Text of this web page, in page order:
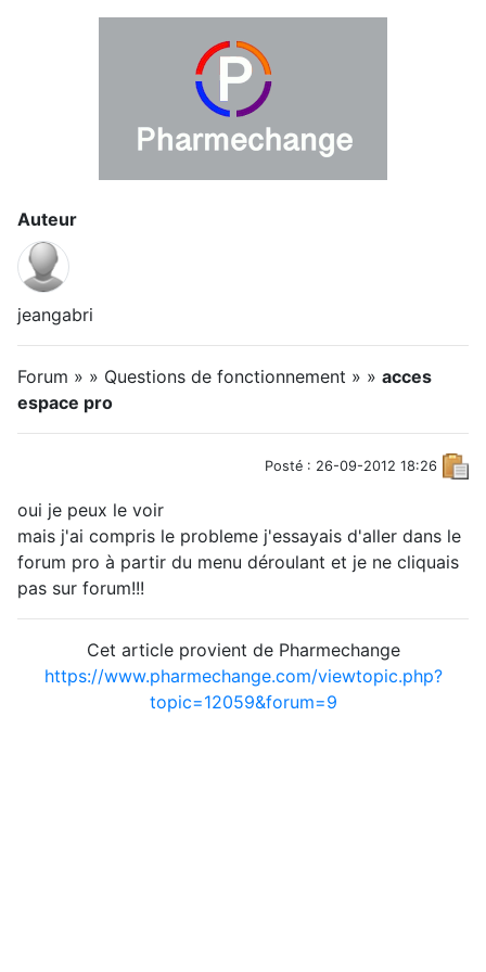
Auteur
jeangabri
Forum » » Questions de fonctionnement » » acces
espace pro
Posté : 26-09-2012 18:26
oui je peux le voir
mais j'ai compris le probleme j'essayais d'aller dans le
forum pro à partir du menu déroulant et je ne cliquais
pas sur forum!!!
Cet article provient de Pharmechange
https://www.pharmechange.com/viewtopic.php?
topic=12059&forum=9